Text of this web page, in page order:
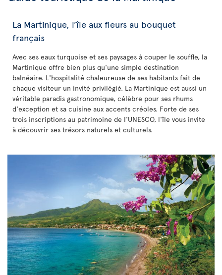
La Martinique, l’île aux fleurs au bouquet
français
Avec ses eaux turquoise et ses paysages à couper le souffle, la
Martinique offre bien plus qu'une simple destination
balnéaire. L'hospitalité chaleureuse de ses habitants fait de
chaque visiteur un invité privilégié. La Martinique est aussi un
véritable paradis gastronomique, célèbre pour ses rhums
d'exception et sa cuisine aux accents créoles. Forte de ses
trois inscriptions au patrimoine de l'UNESCO, l'île vous invite
à découvrir ses trésors naturels et culturels.